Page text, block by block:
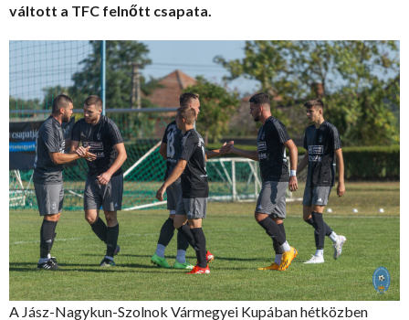
váltott a TFC felnőtt csapata.
A Jász-Nagykun-Szolnok Vármegyei Kupában hétközben